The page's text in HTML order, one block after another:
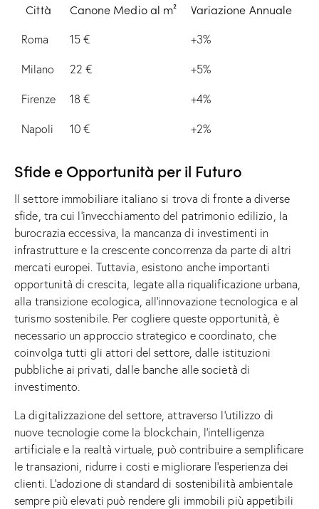
Città Canone Medio al m² Variazione Annuale
Roma 15 € +3%
Milano 22 € +5%
Firenze 18 € +4%
Napoli 10 € +2%
Sfide e Opportunità per il Futuro
Il settore immobiliare italiano si trova di fronte a diverse
sfide, tra cui l’invecchiamento del patrimonio edilizio, la
burocrazia eccessiva, la mancanza di investimenti in
infrastrutture e la crescente concorrenza da parte di altri
mercati europei. Tuttavia, esistono anche importanti
opportunità di crescita, legate alla riqualificazione urbana,
alla transizione ecologica, all’innovazione tecnologica e al
turismo sostenibile. Per cogliere queste opportunità, è
necessario un approccio strategico e coordinato, che
coinvolga tutti gli attori del settore, dalle istituzioni
pubbliche ai privati, dalle banche alle società di
investimento.
La digitalizzazione del settore, attraverso l’utilizzo di
nuove tecnologie come la blockchain, l’intelligenza
artificiale e la realtà virtuale, può contribuire a semplificare
le transazioni, ridurre i costi e migliorare l’esperienza dei
clienti. L’adozione di standard di sostenibilità ambientale
sempre più elevati può rendere gli immobili più appetibili